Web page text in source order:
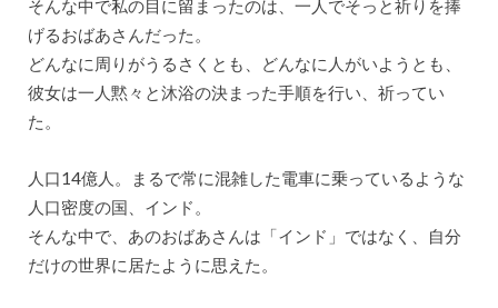
そんな中で私の目に留まったのは、一人でそっと祈りを捧
げるおばあさんだった。
どんなに周りがうるさくとも、どんなに人がいようとも、
彼女は一人黙々と沐浴の決まった手順を行い、祈ってい
た。
人口14億人。まるで常に混雑した電車に乗っているような
人口密度の国、インド。
そんな中で、あのおばあさんは「インド」ではなく、自分
だけの世界に居たように思えた。